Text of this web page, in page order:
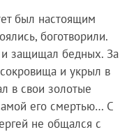
был настоящим
боготворили.
и защищал бедных. За
и укрыл в
в свои золотые
его смертью… С
не общался с